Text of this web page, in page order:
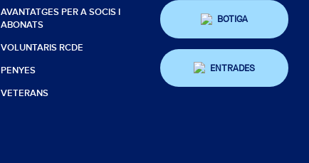
AVANTATGES PER A SOCIS I
ABONATS
VOLUNTARIS RCDE
PENYES
VETERANS
BOTIGA
ENTRADES